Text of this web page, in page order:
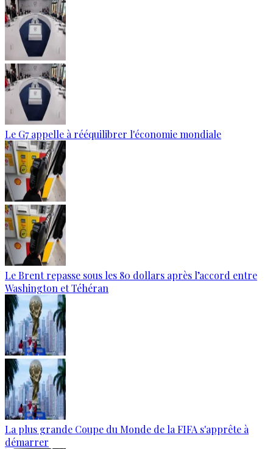
Le G7 appelle à rééquilibrer l'économie mondiale
Le Brent repasse sous les 80 dollars après l’accord entre
Washington et Téhéran
La plus grande Coupe du Monde de la FIFA s'apprête à
démarrer